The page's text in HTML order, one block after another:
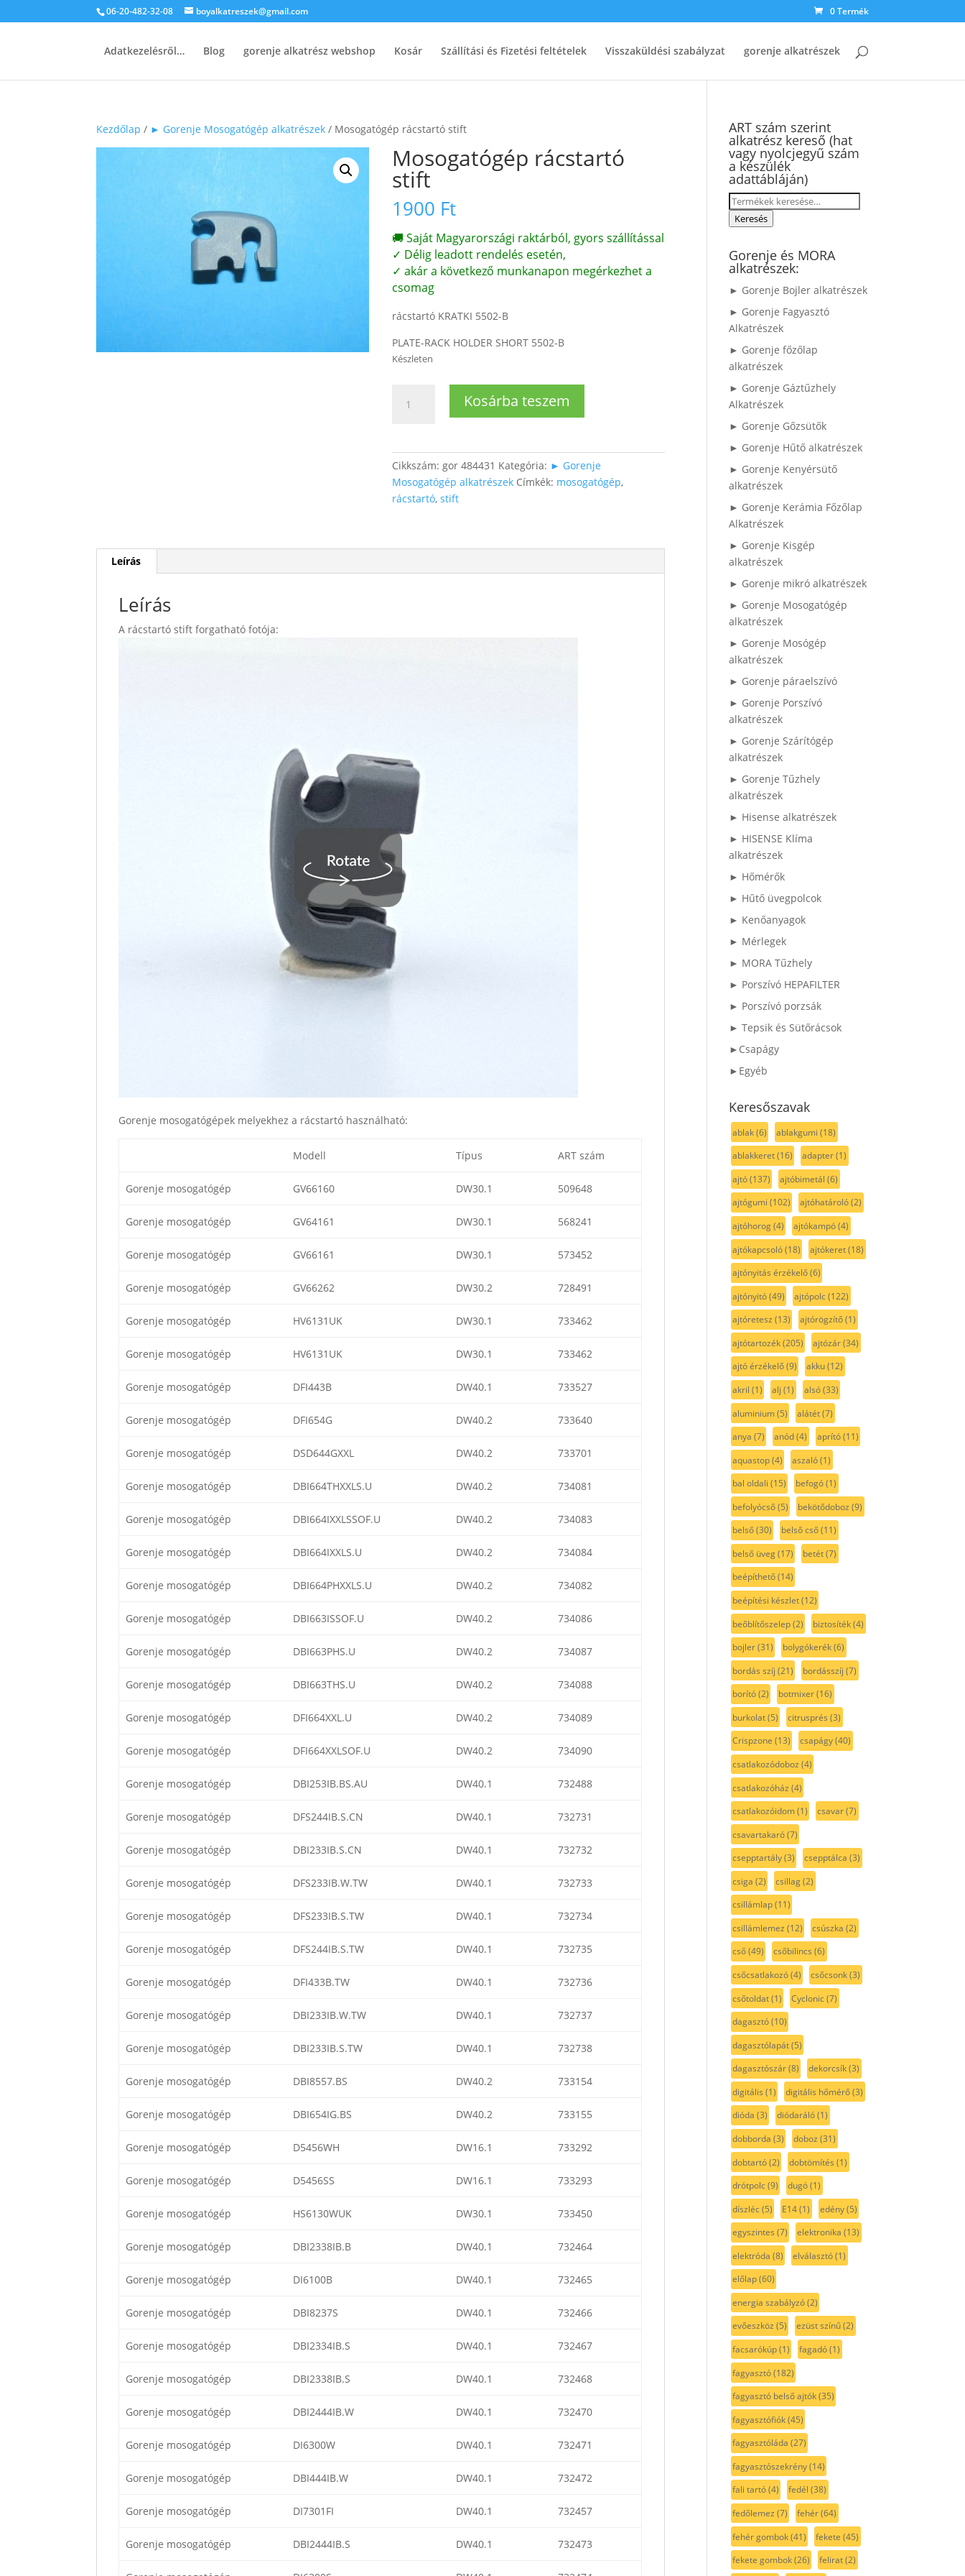
06-20-482-32-08 boyalkatreszek@gmail.com 0 Termék
Adatkezelésről… Blog gorenje alkatrész webshop Kosár Szállítási és Fizetési feltételek Visszaküldési szabályzat gorenje alkatrészek
Kezdőlap / ► Gorenje Mosogatógép alkatrészek / Mosogatógép rácstartó stift
Mosogatógép rácstartó
stift
1900 Ft
🚚 Saját Magyarországi raktárból, gyors szállítással
✓ Délig leadott rendelés esetén,
✓ akár a következő munkanapon megérkezhet a
csomag
rácstartó KRATKI 5502-B
PLATE-RACK HOLDER SHORT 5502-B
Készleten
rácstartó
Kosárba teszem
Cikkszám:gor 484431 Kategória: ► Gorenje
Mosogatógép alkatrészek Címkék: mosogatógép,
rácstartó,stift
Leírás
Leírás
A rácstartó stift forgatható fotója:
Gorenje mosogatógépek melyekhez a rácstartó használható:
Modell Típus ART szám
Gorenje mosogatógép GV66160 DW30.1 509648
Gorenje mosogatógép GV64161 DW30.1 568241
Gorenje mosogatógép GV66161 DW30.1 573452
Gorenje mosogatógép GV66262 DW30.2 728491
Gorenje mosogatógép HV6131UK DW30.1 733462
Gorenje mosogatógép HV6131UK DW30.1 733462
Gorenje mosogatógép DFI443B DW40.1 733527
Gorenje mosogatógép DFI654G DW40.2 733640
Gorenje mosogatógép DSD644GXXL DW40.2 733701
Gorenje mosogatógép DBI664THXXLS.U DW40.2 734081
Gorenje mosogatógép DBI664IXXLSSOF.U DW40.2 734083
Gorenje mosogatógép DBI664IXXLS.U DW40.2 734084
Gorenje mosogatógép DBI664PHXXLS.U DW40.2 734082
Gorenje mosogatógép DBI663ISSOF.U DW40.2 734086
Gorenje mosogatógép DBI663PHS.U DW40.2 734087
Gorenje mosogatógép DBI663THS.U DW40.2 734088
Gorenje mosogatógép DFI664XXL.U DW40.2 734089
Gorenje mosogatógép DFI664XXLSOF.U DW40.2 734090
Gorenje mosogatógép DBI253IB.BS.AU DW40.1 732488
Gorenje mosogatógép DFS244IB.S.CN DW40.1 732731
Gorenje mosogatógép DBI233IB.S.CN DW40.1 732732
Gorenje mosogatógép DFS233IB.W.TW DW40.1 732733
Gorenje mosogatógép DFS233IB.S.TW DW40.1 732734
Gorenje mosogatógép DFS244IB.S.TW DW40.1 732735
Gorenje mosogatógép DFI433B.TW DW40.1 732736
Gorenje mosogatógép DBI233IB.W.TW DW40.1 732737
Gorenje mosogatógép DBI233IB.S.TW DW40.1 732738
Gorenje mosogatógép DBI8557.BS DW40.2 733154
Gorenje mosogatógép DBI654IG.BS DW40.2 733155
Gorenje mosogatógép D5456WH DW16.1 733292
Gorenje mosogatógép D5456SS DW16.1 733293
Gorenje mosogatógép HS6130WUK DW30.1 733450
Gorenje mosogatógép DBI2338IB.B DW40.1 732464
Gorenje mosogatógép DI6100B DW40.1 732465
Gorenje mosogatógép DBI8237S DW40.1 732466
Gorenje mosogatógép DBI2334IB.S DW40.1 732467
Gorenje mosogatógép DBI2338IB.S DW40.1 732468
Gorenje mosogatógép DBI2444IB.W DW40.1 732470
Gorenje mosogatógép DI6300W DW40.1 732471
Gorenje mosogatógép DBI444IB.W DW40.1 732472
Gorenje mosogatógép DI7301FI DW40.1 732457
Gorenje mosogatógép DBI2444IB.S DW40.1 732473
ART szám szerint
alkatrész kereső (hat
vagy nyolcjegyű szám
a készülék
adattábláján)
Keresés
a Keresés
Gorenje és MORA
alkatrészek:
► Gorenje Bojler alkatrészek
► Gorenje Fagyasztó
Alkatrészek
► Gorenje főzőlap
alkatrészek
► Gorenje Gáztűzhely
Alkatrészek
► Gorenje Gőzsütők
► Gorenje Hűtő alkatrészek
► Gorenje Kenyérsütő
alkatrészek
► Gorenje Kerámia Főzőlap
Alkatrészek
► Gorenje Kisgép
alkatrészek
► Gorenje mikró alkatrészek
► Gorenje Mosogatógép
alkatrészek
► Gorenje Mosógép
alkatrészek
► Gorenje páraelszívó
► Gorenje Porszívó
alkatrészek
► Gorenje Szárítógép
alkatrészek
► Gorenje Tűzhely
alkatrészek
► Hisense alkatrészek
► HISENSE Klíma
alkatrészek
► Hőmérők
► Hűtő üvegpolcok
► Kenőanyagok
► Mérlegek
► MORA Tűzhely
► Porszívó HEPAFILTER
► Porszívó porzsák
► Tepsik és Sütőrácsok
►Csapágy
►Egyéb
Keresőszavak
ablak(6) ablakgumi (18)
ablakkeret(16) adapter(1)
ajtó(137) ajtóbimetál (6)
ajtógumi (102) ajtóhatároló(2)
ajtóhorog(4) ajtókampó(4)
ajtókapcsoló(18) ajtókeret(18)
ajtónyitás érzékelő(6)
ajtónyitó(49) ajtópolc(122)
ajtóretesz (13) ajtórögzítő(1)
ajtótartozék(205) ajtózár(34)
ajtó érzékelő(9) akku(12)
akril (1) alj (1) alsó(33)
aluminium(5) alátét(7)
anya (7) anód(4) aprító(11)
aquastop(4) aszaló(1)
bal oldali (15) befogó(1)
befolyócső(5) bekötődoboz (9)
belső(30) belső cső(11)
belső üveg(17) betét(7)
beépíthető(14)
beépítési készlet(12)
beőblítőszelep(2) biztosíték(4)
bojler(31) bolygókerék(6)
bordás szíj (21) bordásszíj (7)
borító(2) botmixer(16)
burkolat(5) citrusprés (3)
Crispzone (13) csapágy(40)
csatlakozódoboz (4)
csatlakozóház (4)
csatlakozóidom(1) csavar(7)
csavartakaró(7)
csepptartály(3) csepptálca (3)
csiga (2) csillag(2)
csillámlap(11)
csillámlemez (12) csúszka (2)
cső(49) csőbilincs (6)
csőcsatlakozó(4) csőcsonk(3)
csőtoldat(1) Cyclonic(7)
dagasztó(10)
dagasztólapát(5)
dagasztószár(8) dekorcsík(3)
digitális (1) digitális hőmérő(3)
dióda (3) diódaráló(1)
dobborda (3) doboz (31)
dobtartó(2) dobtömítés (1)
drótpolc(9) dugó(1)
díszléc(5) E14(1) edény(5)
egyszintes (7) elektronika (13)
elektróda (8) elválasztó(1)
előlap(60)
energia szabályzó(2)
evőeszköz (5) ezüst színű(2)
facsarókúp(1) fagadó(1)
fagyasztó(182)
fagyasztó belső ajtók(35)
fagyasztófiók(45)
fagyasztóláda (27)
fagyasztószekrény(14)
fali tartó(4) fedél (38)
fedőlemez (7) fehér(64)
fehér gombok(41) fekete (45)
fekete gombok(26) felirat(2)